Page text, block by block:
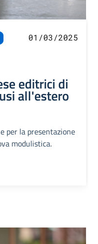
01/03/2025
editrici di
all'estero
per la presentazione
modulistica.